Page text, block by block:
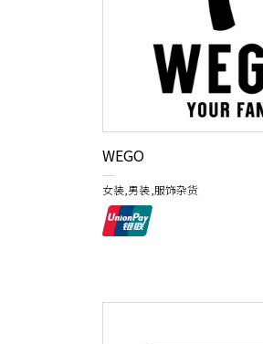
WEGO
女装,男装,服饰杂货